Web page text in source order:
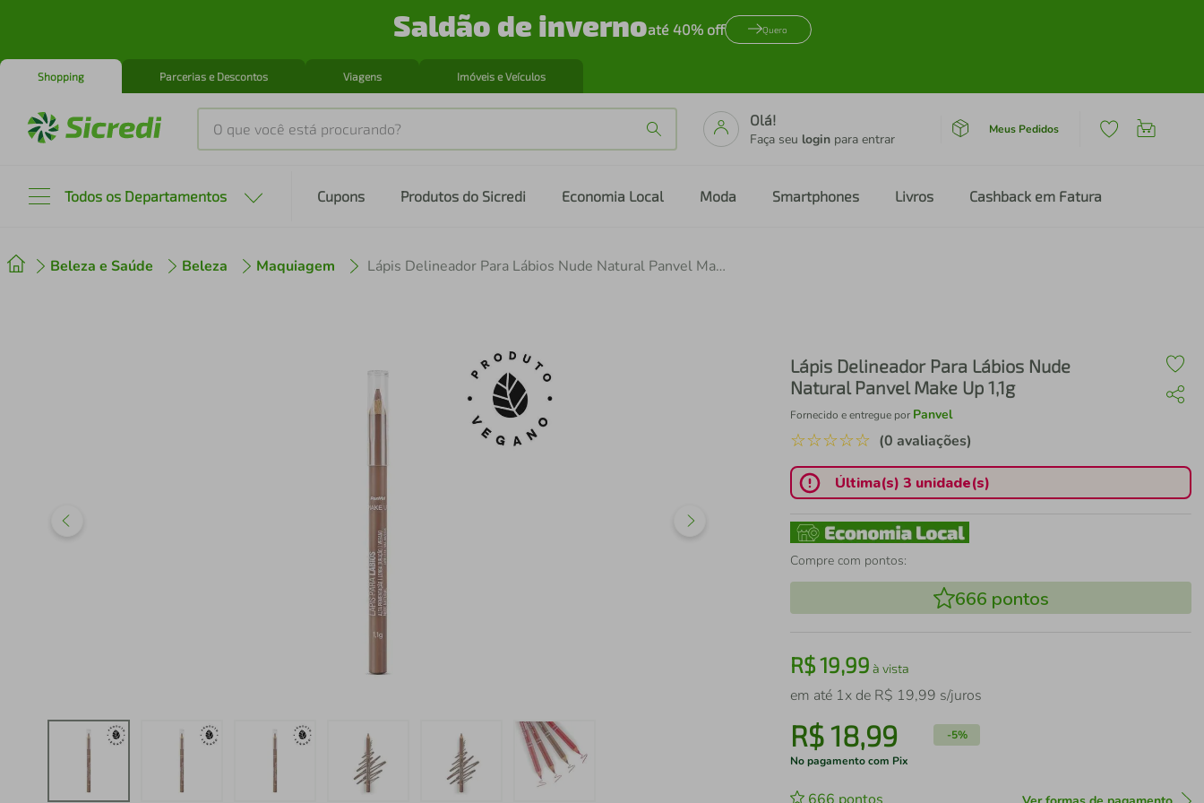
Saldão de invernoaté 40% off Quero
Shopping Parcerias e Descontos Viagens Imóveis e Veículos
O que você está procurando?
Olá!
Faça seu login para entrar
Meus Pedidos
Todos os Departamentos Cupons Produtos do Sicredi Economia Local Moda Smartphones Livros Cashback em Fatura
Beleza e Saúde Beleza Maquiagem Lápis Delineador Para Lábios Nude Natural Panvel Make Up 1,1g
Lápis Delineador Para Lábios Nude
Natural Panvel Make Up 1,1g
Fornecido e entregue por Panvel
☆☆☆☆☆ (0 avaliações)
Última(s) 3 unidade(s)
Compre com pontos:
666 pontos
R$19,99 à vista
em até 1x de R$ 19,99 s/juros
R$18,99 -5%
No pagamento com Pix
2º cafeteira